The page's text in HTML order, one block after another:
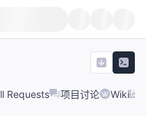
Requests 项目讨论 Wiki